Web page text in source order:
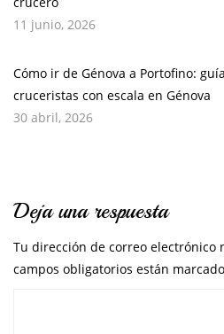
11 junio, 2026
Cómo ir de Génova a Portofino:
cruceristas con escala en Génova
30 abril, 2026
Deja una respuesta
Tu dirección de correo electrónico
campos obligatorios están